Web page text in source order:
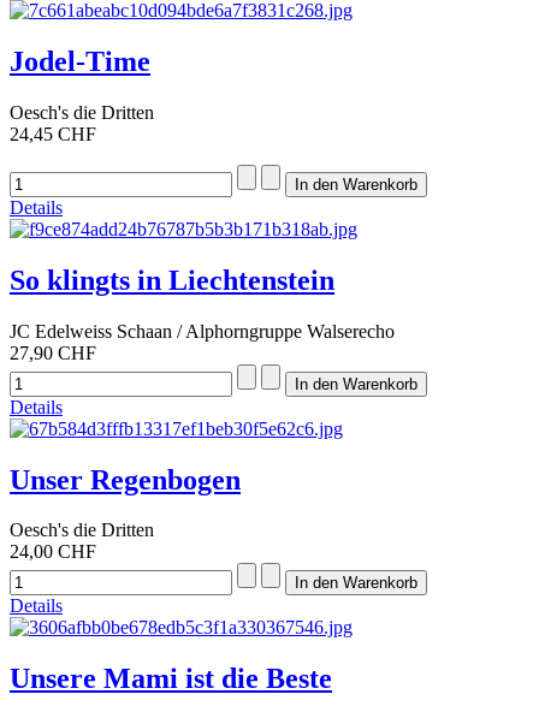
Jodel-Time
Oesch's die Dritten
24,45 CHF
Details
So klingts in Liechtenstein
JC Edelweiss Schaan / Alphorngruppe Walserecho
27,90 CHF
Details
Unser Regenbogen
Oesch's die Dritten
24,00 CHF
Details
Unsere Mami ist die Beste